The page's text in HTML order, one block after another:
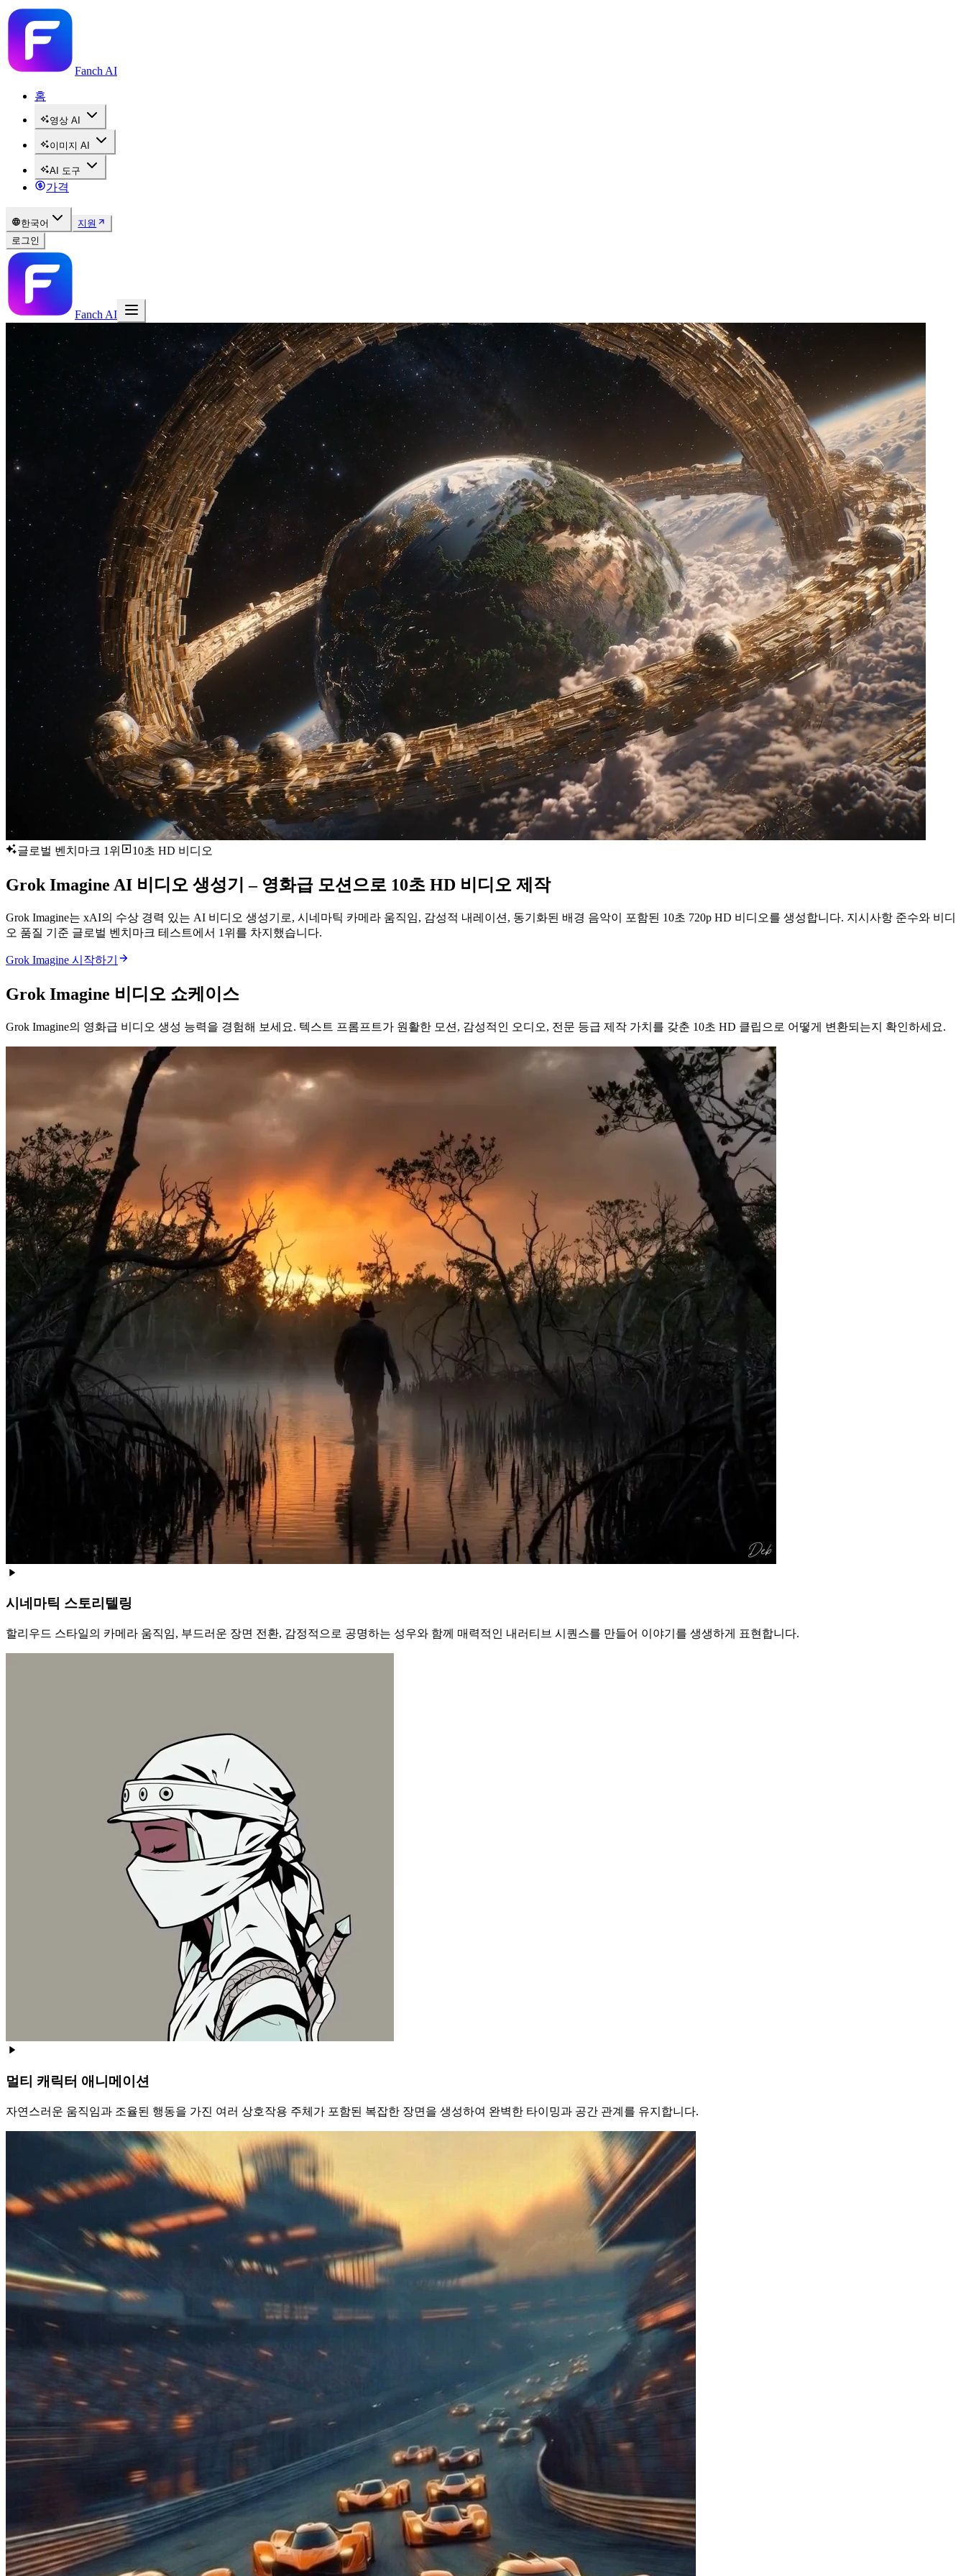
Fanch AI
홈
영상 AI
이미지 AI
AI 도구
가격
한국어
지원
로그인
Fanch AI
글로벌 벤치마크 1위 10초 HD 비디오
Grok Imagine AI 비디오 생성기 – 영화급 모션으로 10초 HD 비디오 제작
Grok Imagine는 xAI의 수상 경력 있는 AI 비디오 생성기로, 시네마틱 카메라 움직임, 감성적 내레이션, 동기화된 배경 음악이 포함된 10초 720p HD 비디오를 생성합니다. 지시사항 준수와 비디
오 품질 기준 글로벌 벤치마크 테스트에서 1위를 차지했습니다.
Grok Imagine 시작하기
Grok Imagine 비디오 쇼케이스
Grok Imagine의 영화급 비디오 생성 능력을 경험해 보세요. 텍스트 프롬프트가 원활한 모션, 감성적인 오디오, 전문 등급 제작 가치를 갖춘 10초 HD 클립으로 어떻게 변환되는지 확인하세요.
시네마틱 스토리텔링
할리우드 스타일의 카메라 움직임, 부드러운 장면 전환, 감정적으로 공명하는 성우와 함께 매력적인 내러티브 시퀀스를 만들어 이야기를 생생하게 표현합니다.
멀티 캐릭터 애니메이션
자연스러운 움직임과 조율된 행동을 가진 여러 상호작용 주체가 포함된 복잡한 장면을 생성하여 완벽한 타이밍과 공간 관계를 유지합니다.